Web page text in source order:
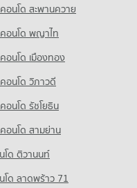
39
คอนโด สะพานควาย
คอนโด พญาไท
คอนโด เมืองทอง
คอนโด วิภาวดี
คอนโด รัชโยธิน
คอนโด สามย่าน
โด ติวานนท์
โด ลาดพร้าว 71